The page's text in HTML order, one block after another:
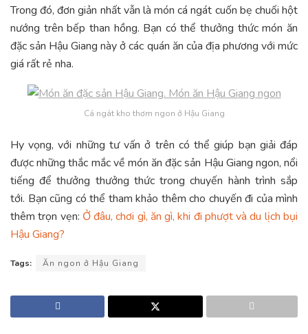
Trong đó, đơn giản nhất vẫn là món cá ngát cuốn bẹ chuối hột
nướng trên bếp than hồng. Bạn có thể thưởng thức món ăn
đặc sản Hậu Giang này ở các quán ăn của địa phương với mức
giá rất rẻ nha.
Cá ngát kho thơm ngon ở Hậu Giang
Hy vọng, với những tư vấn ở trên có thể giúp bạn giải đáp
được những thắc mắc về món ăn đặc sản Hậu Giang ngon, nổi
tiếng để thưởng thưởng thức trong chuyến hành trình sắp
tới. Bạn cũng có thể tham khảo thêm cho chuyến đi của mình
thêm trọn vẹn: Ở đâu, chơi gì, ăn gì, khi đi phượt và du lịch bụi
Hậu Giang?
Tags: Ăn ngon ở Hậu Giang